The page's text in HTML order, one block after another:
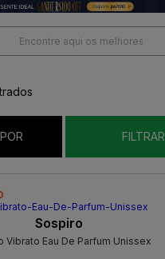
FILTRAR
Sospiro
Vibrato Eau De Parfum Unissex